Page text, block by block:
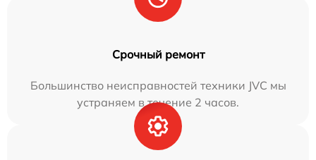
Срочный ремонт
Большинство неисправностей техники JVC мы
устраняем в течение 2 часов.